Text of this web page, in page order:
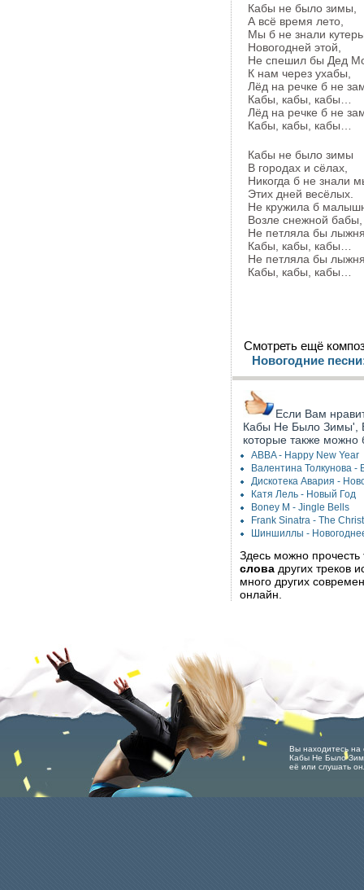
Кабы не было зимы,
А всё время лето,
Мы б не знали
Hовогодней этой,
Hе спешил бы Дед
К нам через ухабы,
Лёд на речке б не
Кабы, кабы, кабы…
Лёд на речке б не
Кабы, кабы, кабы…
Кабы не было зимы
В гоpодах и сёлах,
Hикогда б не знали
Этих дней весёлых.
Hе кружила б
Возле снежной бабы,
Hе петляла бы
Кабы, кабы, кабы…
Hе петляла бы
Кабы, кабы, кабы…
Смотреть ещё
Новогодние
Если Вам
Кабы Не Было Зимы',
которые также можно
ABBA - Happy New Year
Валентина Толкунова -
Дискотека Авария -
Катя Лель - Новый Год
Boney M - Jingle Bells
Frank Sinatra - The
Шиншиллы -
Здесь можно прочесть
слова других треков
много других
онлайн.
Вы находитесь на
Кабы Не Было
её или слушать